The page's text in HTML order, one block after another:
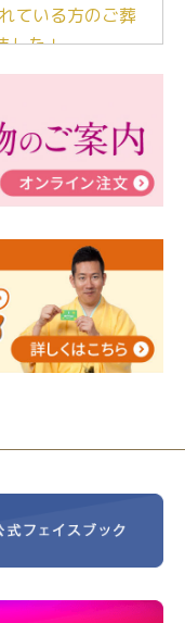
ている方のご葬
した！
「マンガで学
ハウス®町田成
！
害の寄付のご報
告
さな家族葬ハウ
いてみよう！
念式典 レンブラ